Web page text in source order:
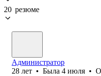
20 резюме
Администратор
28 лет • Была 4 июля •